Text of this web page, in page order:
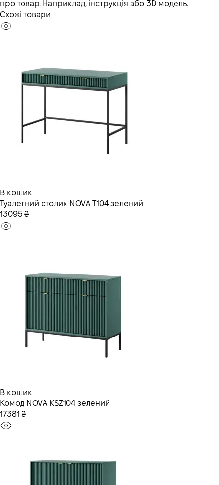
про товар. Наприклад, інструкція або 3D модель.
Схожі товари
В кошик
Туалетний столик NOVA T104 зелений
13095 ₴
В кошик
Комод NOVA KSZ104 зелений
17381 ₴